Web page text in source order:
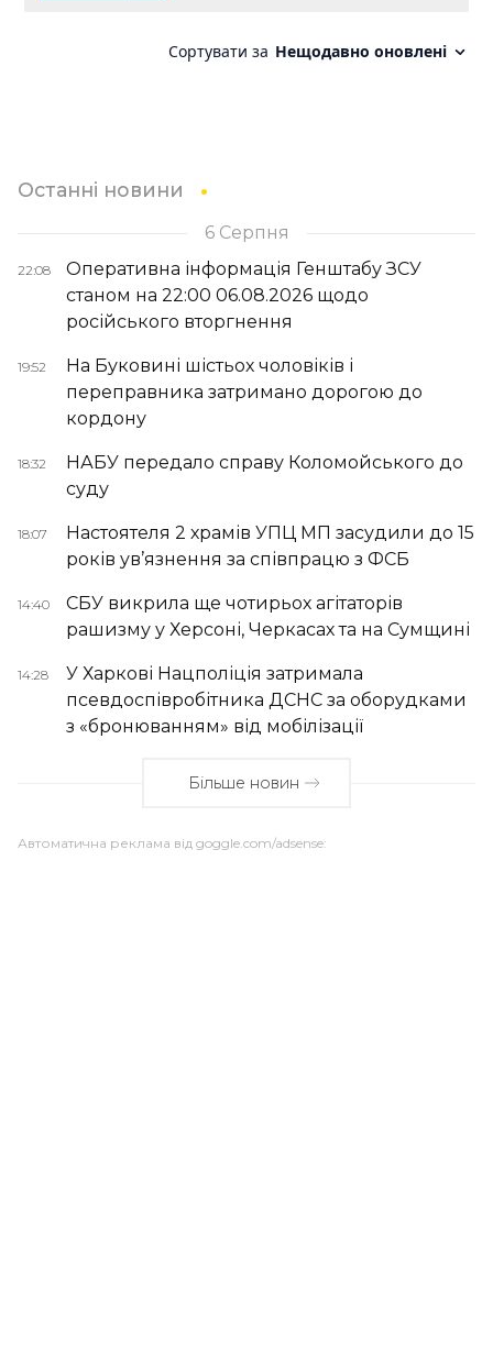
Останні новини
6 Серпня
22:08
Оперативна інформація Генштабу ЗСУ
станом на 22:00 06.08.2026 щодо
російського вторгнення
19:52
На Буковині шістьох чоловіків і
переправника затримано дорогою до
кордону
18:32
НАБУ передало справу Коломойського до
суду
18:07
Настоятеля 2 храмів УПЦ МП засудили до 15
років ув’язнення за співпрацю з ФСБ
14:40
СБУ викрила ще чотирьох агітаторів
рашизму у Херсоні, Черкасах та на Сумщині
14:28
У Харкові Нацполіція затримала
псевдоспівробітника ДСНС за оборудками
з «бронюванням» від мобілізації
Більше новин
Автоматична реклама від goggle.com/adsense: